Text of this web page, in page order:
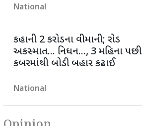
National
કહાની 2 કરોડના વીમાની; રોડ
અકસ્માત... નિધન..., 3 મહિના પછી
કબરમાંથી બોડી બહાર કઢાઈ
National